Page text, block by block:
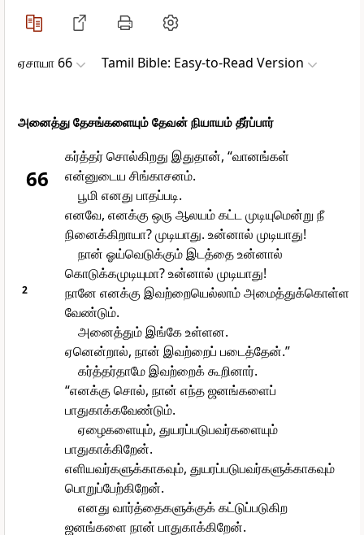
ஏசாயா 66 Tamil Bible: Easy-to-Read Version
அனைத்து தேசங்களையும் தேவன் நியாயம் தீர்ப்பார்
66
கர்த்தர் சொல்கிறது இதுதான், “வானங்கள்
என்னுடைய சிங்காசனம்.
பூமி எனது பாதப்படி.
எனவே, எனக்கு ஒரு ஆலயம் கட்ட முடியுமென்று நீ
நினைக்கிறாயா? முடியாது. உன்னால் முடியாது!
நான் ஓய்வெடுக்கும் இடத்தை உன்னால்
கொடுக்கமுடியுமா? உன்னால் முடியாது!
2
நானே எனக்கு இவற்றையெல்லாம் அமைத்துக்கொள்ள
வேண்டும்.
அனைத்தும் இங்கே உள்ளன.
ஏனென்றால், நான் இவற்றைப் படைத்தேன்.”
கர்த்தர்தாமே இவற்றைக் கூறினார்.
“எனக்கு சொல், நான் எந்த ஜனங்களைப்
பாதுகாக்கவேண்டும்.
ஏழைகளையும், துயரப்படுபவர்களையும்
பாதுகாக்கிறேன்.
எளியவர்களுக்காகவும், துயரப்படுபவர்களுக்காகவும்
பொறுப்பேற்கிறேன்.
எனது வார்த்தைகளுக்குக் கட்டுப்படுகிற
ஜனங்களை நான் பாதுகாக்கிறேன்.